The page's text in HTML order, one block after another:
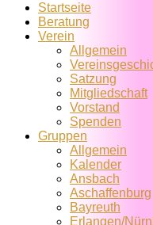
Startseite
Beratung
Verein
Allgemein
Satzung
Mitglied­schaft
Vorstand
Spenden
Gruppen
Allgemein
Kalender
Ansbach
Aschaffenburg
Bayreuth
Erlangen/